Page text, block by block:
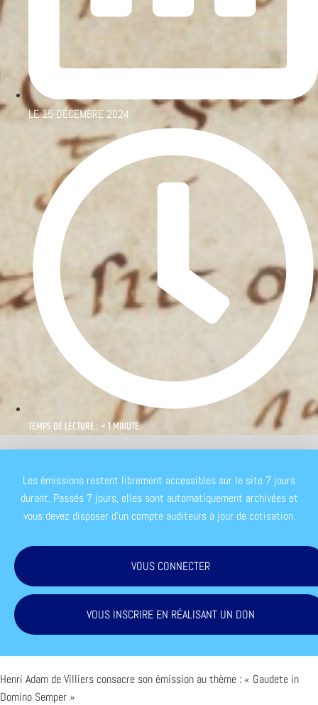
LE15 DÉCEMBRE 2024
TEMPS DE LECTURE : < 1 MINUTE
Les émissions restent librement accessibles sur le site 7 jours
durant. Passés 7 jours, elles sont automatiquement archivées et
vous devez disposer d'un compte auditeurs à jour de cotisation.
VOUS CONNECTER
VOUS INSCRIRE EN RÉALISANT UN DON
Henri Adam de Villiers consacre son émission au thème : « Gaudete in
Domino Semper »